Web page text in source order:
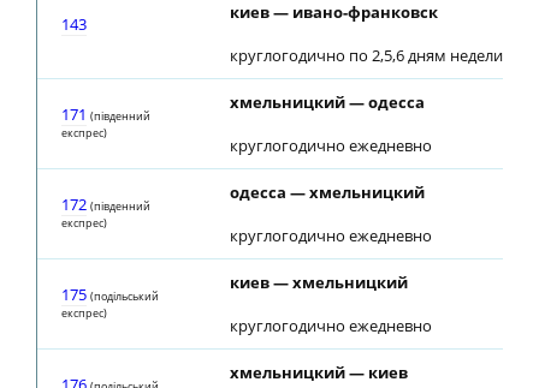
143
киев — ивано-франковск
круглогодично по 2,5,6 дням недели
171 (південний
експрес)
хмельницкий — одесса
круглогодично ежедневно
172 (південний
експрес)
одесса — хмельницкий
круглогодично ежедневно
175 (подiльський
експрес)
киев — хмельницкий
круглогодично ежедневно
хмельницкий — киев